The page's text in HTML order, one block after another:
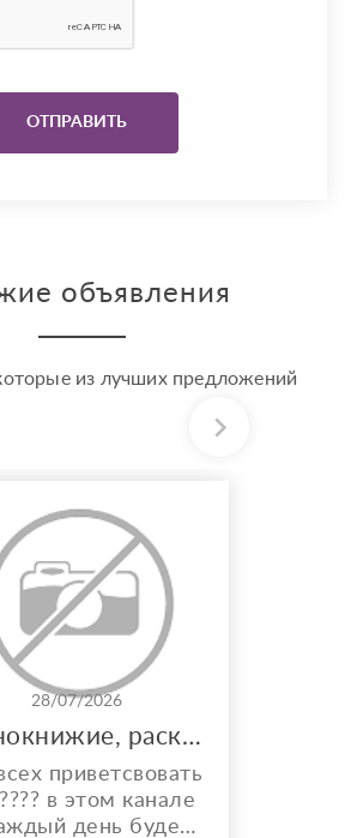
объявления
из лучших предложений
28/07/2026
чернокнижие, расклады, и многое другое
приветсвовать
в этом канале
день будете